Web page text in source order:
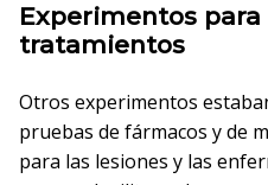
Experimentos
tratamientos
Otros experimentos
pruebas de fármacos y de
para las lesiones y las